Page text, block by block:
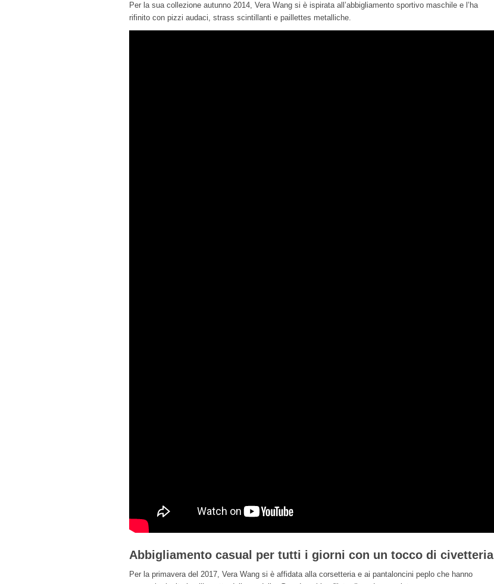
Per la sua collezione autunno 2014, Vera Wang si è ispirata all’abbigliamento sportivo maschile e l’ha
rifinito con pizzi audaci, strass scintillanti e paillettes metalliche.
Abbigliamento casual per tutti i giorni con un tocco di civetteria
Per la primavera del 2017, Vera Wang si è affidata alla corsetteria e ai pantaloncini peplo che hanno